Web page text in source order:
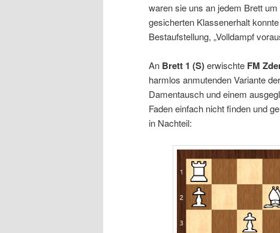
waren sie uns an jedem Brett
gesicherten Klassenerhalt
Bestaufstellung, „Volldampf
An Brett 1 (S)erwischte FM
harmlos anmutenden Variante
Damentausch und einem
Faden einfach nicht finden und
in Nachteil: